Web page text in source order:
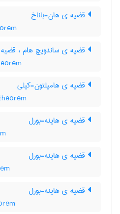
قضیه ی هان-باناخ
قضیه ی ساندویچ هام ،
قضیه ی هامیلتون-کیلی
قضیه ی هاینه-بورل
قضیه ی هاینه-بورل
قضیه ی هاینه-بورل